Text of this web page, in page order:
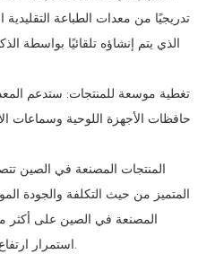
تدريجيًا من معدات الطباعة
الذي يتم إنشاؤه تلقائيًا بواسطة
تغطية موسعة للمنتجات: ستدعم
حافظات الأجهزة اللوحية وسماعات
المنتجات المصنعة في الصين
المتميز من حيث التكلفة والجودة
استمرار ارتفاع الطلب على الواردات الخارجية.